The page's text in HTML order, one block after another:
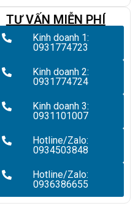
TƯ VẤN MIỄN PHÍ
Kinh doanh 1:
0931774723
Kinh doanh 2:
0931774724
Kinh doanh 3:
0931101007
Hotline/Zalo:
0934503848
Hotline/Zalo:
0936386655